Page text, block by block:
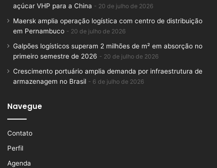
açúcar VHP para a China
20 de julho de 2026
Maersk amplia operação logística com centro de distribuição
em Pernambuco
20 de julho de 2026
Galpões logísticos superam 2 milhões de m² em absorção no
primeiro semestre de 2026
20 de julho de 2026
Crescimento portuário amplia demanda por infraestrutura de
armazenagem no Brasil
6 de julho de 2026
Navegue
Contato
Perfil
Agenda